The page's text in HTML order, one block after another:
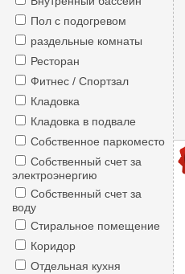
Пол с подогревом
раздельные комнаты
Ресторан
Фитнес / Спортзал
Кладовка
Кладовка в подвале
Собственное паркоместо
Собственный счет за
электроэнергию
Собственный счет за
воду
Стиральное помещение
Коридор
Отдельная кухня